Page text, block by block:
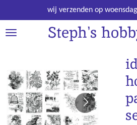
direct
naar
Steph's
wij verzenden op